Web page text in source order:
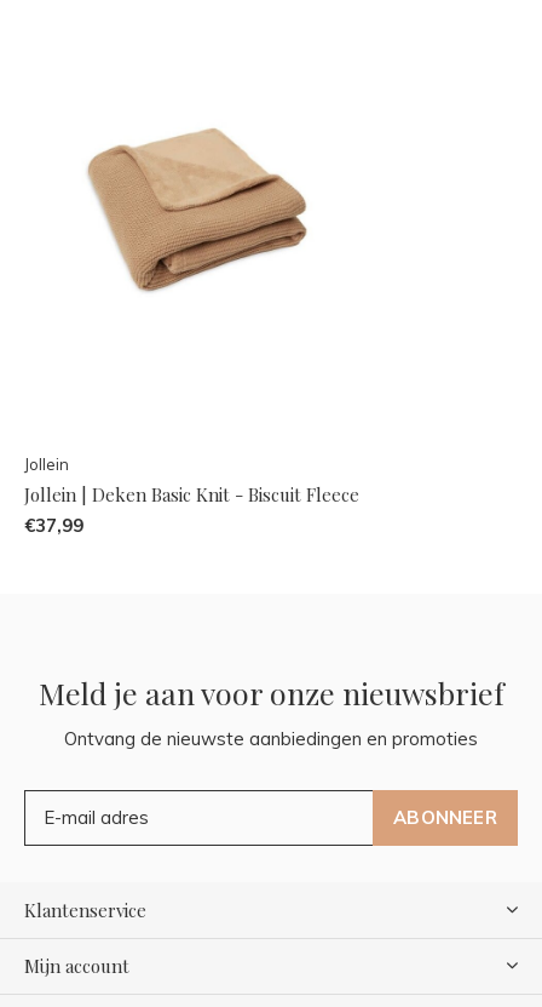
Jollein
Jollein | Deken Basic Knit - Biscuit Fleece
€37,99
Meld je aan voor onze nieuwsbrief
Ontvang de nieuwste aanbiedingen en promoties
ABONNEER
Klantenservice
Mijn account